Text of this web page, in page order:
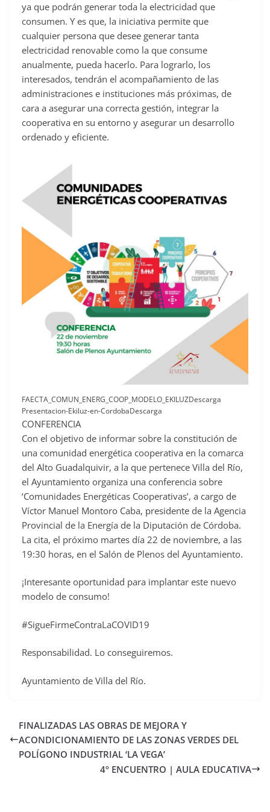
ya que podrán generar toda la electricidad que
consumen. Y es que, la iniciativa permite que
cualquier persona que desee generar tanta
electricidad renovable como la que consume
anualmente, pueda hacerlo. Para lograrlo, los
interesados, tendrán el acompañamiento de las
administraciones e instituciones más próximas, de
cara a asegurar una correcta gestión, integrar la
cooperativa en su entorno y asegurar un desarrollo
ordenado y eficiente.
FAECTA_COMUN_ENERG_COOP_MODELO_EKILUZDescarga
Presentacion-Ekiluz-en-CordobaDescarga
CONFERENCIA
Con el objetivo de informar sobre la constitución de
una comunidad energética cooperativa en la comarca
del Alto Guadalquivir, a la que pertenece Villa del Río,
el Ayuntamiento organiza una conferencia sobre
‘Comunidades Energéticas Cooperativas’, a cargo de
Víctor Manuel Montoro Caba, presidente de la Agencia
Provincial de la Energía de la Diputación de Córdoba.
La cita, el próximo martes día 22 de noviembre, a las
19:30 horas, en el Salón de Plenos del Ayuntamiento.
¡Interesante oportunidad para implantar este nuevo
modelo de consumo!
#SigueFirmeContraLaCOVID19
Responsabilidad. Lo conseguiremos.
Ayuntamiento de Villa del Río.
FINALIZADAS LAS OBRAS DE MEJORA Y
ACONDICIONAMIENTO DE LAS ZONAS VERDES DEL
POLÍGONO INDUSTRIAL ‘LA VEGA’
4º ENCUENTRO | AULA EDUCATIVA